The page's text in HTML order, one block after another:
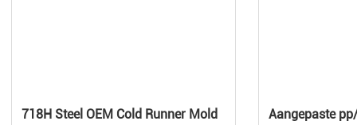
718H Steel OEM Cold Runner Mold
Aangepaste